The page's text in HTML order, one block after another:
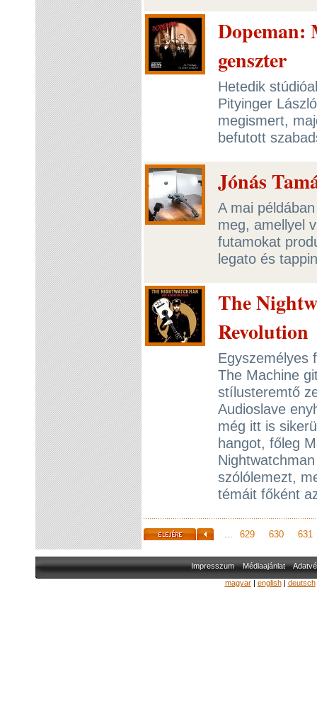
Dopeman:
genszter
Hetedik
Pityinger
megismert,
befutott
Jónás
A mai
meg, amellyel
futamokat
legato és
The
Revolution
Egyszemélyes
The Machine
stílusteremtő
Audioslave
még itt is
hangot, főleg
szólólemezt,
témáit főként
... 629 630 631
Impresszum Médiaajánlat
magyar| english| deutsch